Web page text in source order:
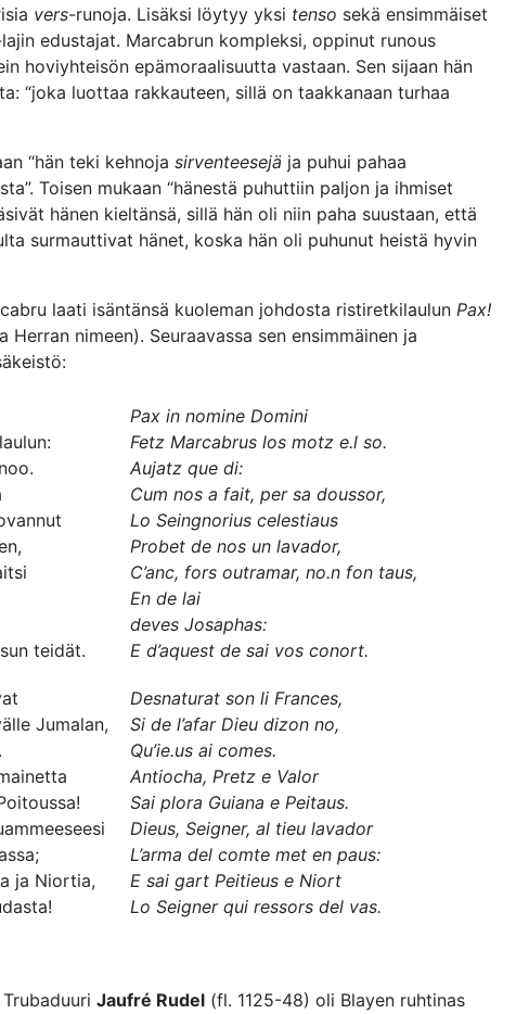
vers-runoja. Lisäksi löytyy yksi tenso sekä ensimmäiset
edustajat. Marcabrun kompleksi, oppinut runous
hoviyhteisön epämoraalisuutta vastaan. Sen sijaan hän
“joka luottaa rakkauteen, sillä on taakkanaan turhaa
“hän teki kehnoja sirventeesejä ja puhui pahaa
Toisen mukaan “hänestä puhuttiin paljon ja ihmiset
hänen kieltänsä, sillä hän oli niin paha suustaan, että
surmauttivat hänet, koska hän oli puhunut heistä hyvin
laati isäntänsä kuoleman johdosta ristiretkilaulun Pax!
Herran nimeen). Seuraavassa sen ensimmäinen ja
teidät.
Pax in nomine Domini
Fetz Marcabrus los motz e.l so.
Aujatz que di:
Cum nos a fait, per sa doussor,
Lo Seingnorius celestiaus
Probet de nos un lavador,
C’anc, fors outramar, no.n fon taus,
En de lai
deves Josaphas:
E d’aquest de sai vos conort.
Jumalan,
ja Niortia,
Desnaturat son li Frances,
Si de l’afar Dieu dizon no,
Qu’ie.us ai comes.
Antiocha, Pretz e Valor
Sai plora Guiana e Peitaus.
Dieus, Seigner, al tieu lavador
L’arma del comte met en paus:
E sai gart Peitieus e Niort
Lo Seigner qui ressors del vas.
Trubaduuri Jaufré Rudel (fl. 1125-48) oli Blayen ruhtinas